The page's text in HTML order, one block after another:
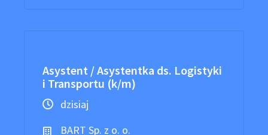
Asystent / Asystentka ds. Logistyki
i Transportu (k/m)
dzisiaj
BART Sp. z o. o.